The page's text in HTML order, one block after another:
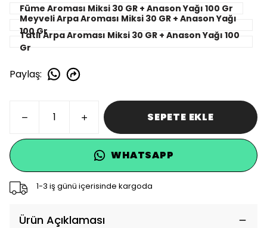
Füme Aroması Miksi 30 GR + Anason Yağı 100 Gr
Meyveli Arpa Aroması Miksi 30 GR + Anason Yağı
100 Gr
Tatlı Arpa Aroması Miksi 30 GR + Anason Yağı 100
Gr
Paylaş:
SEPETE EKLE
WHATSAPP
1-3 iş günü içerisinde kargoda
Ürün Açıklaması